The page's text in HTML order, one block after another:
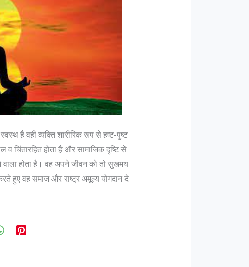
है वही व्यक्ति शारीरिक रूप से हष्ट-पुष्ट
चिंतारहित होता है और सामाजिक दृष्टि से
वाला होता है। वह अपने जीवन को तो सुखमय
हुए वह समाज और राष्ट्र अमूल्य योगदान दे